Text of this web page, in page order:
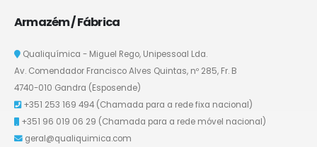
Armazém / Fábrica
Qualiquímica - Miguel Rego, Unipessoal Lda.
Av. Comendador Francisco Alves Quintas, nº 285, Fr. B
4740-010 Gandra (Esposende)
+351 253 169 494 (Chamada para a rede fixa nacional)
+351 96 019 06 29 (Chamada para a rede móvel nacional)
geral@qualiquimica.com